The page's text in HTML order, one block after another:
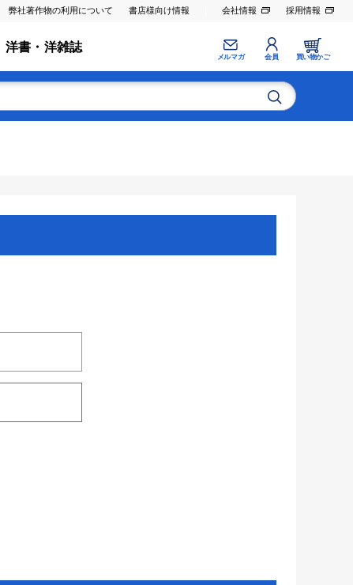
弊社著作物の利用について 書店様向け情報 会社情報 採用情報
洋書・洋雑誌
メルマガ 会員 買い物かご